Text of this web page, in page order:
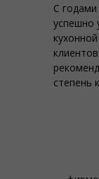
С
успешно
степень